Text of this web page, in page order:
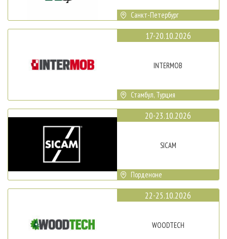
Санкт-Петербург
17-20.10.2026
INTERMOB
Стамбул, Турция
20-23.10.2026
SICAM
Порденоне
22-25.10.2026
WOODTECH